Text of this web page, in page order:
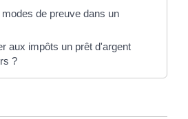
de preuve dans un
aux impôts un prêt d'argent
?